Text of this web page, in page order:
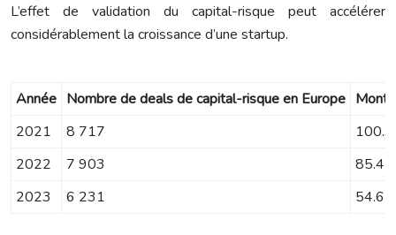
L’effet de validation du capital-risque peut accélérer
considérablement la croissance d’une startup.
Année Nombre de deals de capital-risque en Europe
2021
8 717
100.3
2022
7 903
85.4
2023
6 231 54.6